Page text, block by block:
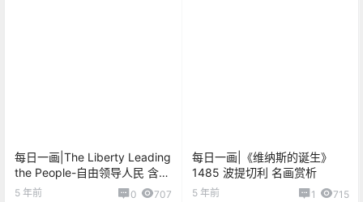
每日一画|The Liberty Leading
the People-自由领导人民 含原
图下载
5 年前 0 707
每日一画|《维纳斯的诞生》
1485 波提切利 名画赏析
5 年前 1 715